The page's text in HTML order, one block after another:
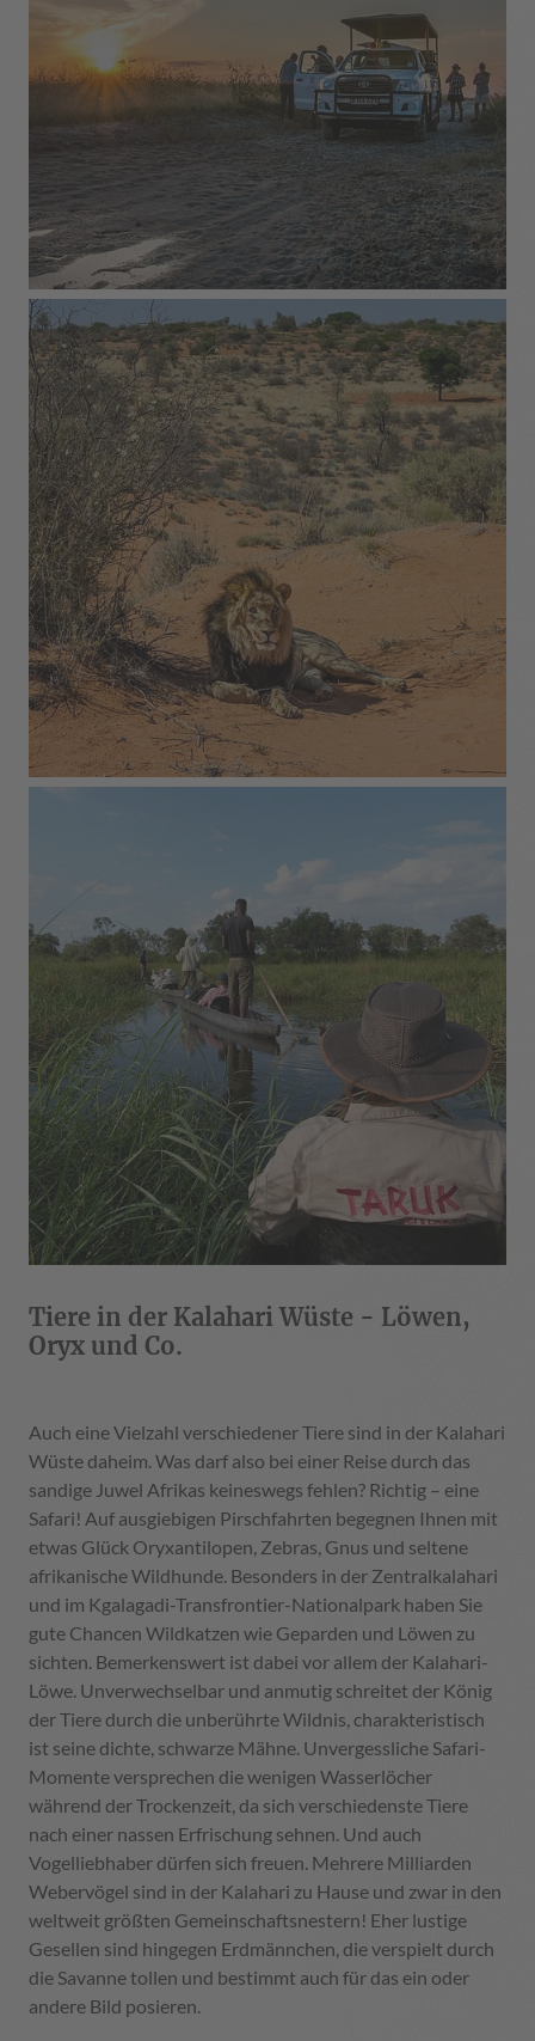
Tiere in der Kalahari Wüste - Löwen,
Oryx und Co.
Auch eine Vielzahl verschiedener Tiere sind in der Kalahari
Wüste daheim. Was darf also bei einer Reise durch das
sandige Juwel Afrikas keineswegs fehlen? Richtig – eine
Safari! Auf ausgiebigen Pirschfahrten begegnen Ihnen mit
etwas Glück Oryxantilopen, Zebras, Gnus und seltene
afrikanische Wildhunde. Besonders in der Zentralkalahari
und im Kgalagadi-Transfrontier-Nationalpark haben Sie
gute Chancen Wildkatzen wie Geparden und Löwen zu
sichten. Bemerkenswert ist dabei vor allem der Kalahari-
Löwe. Unverwechselbar und anmutig schreitet der König
der Tiere durch die unberührte Wildnis, charakteristisch
ist seine dichte, schwarze Mähne. Unvergessliche Safari-
Momente versprechen die wenigen Wasserlöcher
während der Trockenzeit, da sich verschiedenste Tiere
nach einer nassen Erfrischung sehnen. Und auch
Vogelliebhaber dürfen sich freuen. Mehrere Milliarden
Webervögel sind in der Kalahari zu Hause und zwar in den
weltweit größten Gemeinschaftsnestern! Eher lustige
Gesellen sind hingegen Erdmännchen, die verspielt durch
die Savanne tollen und bestimmt auch für das ein oder
andere Bild posieren.